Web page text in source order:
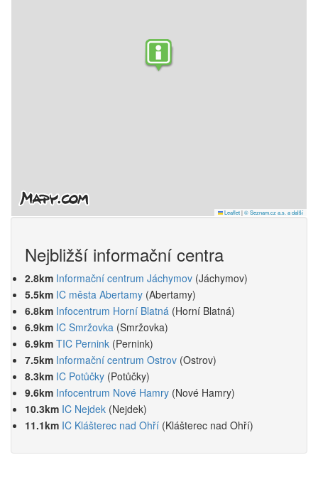
Leaflet|© Seznam.cz a.s. a další
Nejbližší informační centra
2.8km Informační centrum Jáchymov (Jáchymov)
5.5km IC města Abertamy (Abertamy)
6.8km Infocentrum Horní Blatná (Horní Blatná)
6.9km IC Smržovka (Smržovka)
6.9km TIC Pernink (Pernink)
7.5km Informační centrum Ostrov (Ostrov)
8.3km IC Potůčky (Potůčky)
9.6km Infocentrum Nové Hamry (Nové Hamry)
10.3km IC Nejdek (Nejdek)
11.1km IC Klášterec nad Ohří (Klášterec nad Ohří)